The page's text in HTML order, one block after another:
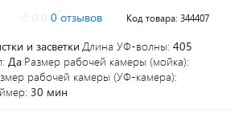
0 отзывов Код товара: 344407
и засветки Длина УФ-волны: 405
Да Размер рабочей камеры (мойка):
рабочей камеры (УФ-камера):
30 мин